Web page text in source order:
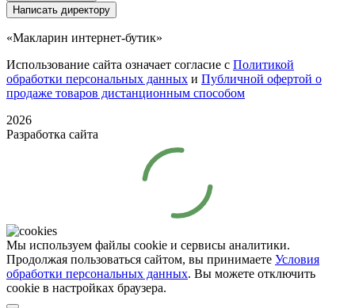
Написать директору
«Макларин интернет-бутик»
Использование сайта означает согласие с Политикой
обработки персональных данных и Публичной офертой о
продаже товаров дистанционным способом
2026
Разработка сайта
Мы используем файлы cookie и сервисы аналитики.
Продолжая пользоваться сайтом, вы принимаете Условия
обработки персональных данных. Вы можете отключить
cookie в настройках браузера.